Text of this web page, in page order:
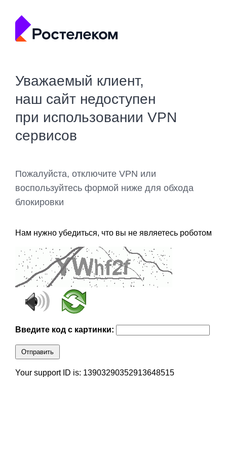
Уважаемый клиент,
наш сайт недоступен
при использовании VPN
сервисов
Пожалуйста, отключите VPN или
воспользуйтесь формой ниже для обхода
блокировки
Нам нужно убедиться, что вы не являетесь роботом
Введите код с картинки:
Отправить
Your support ID is: 13903290352913648515